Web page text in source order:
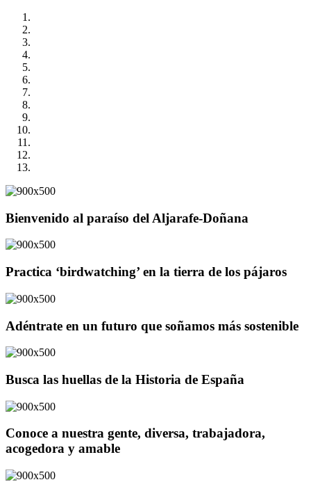
Bienvenido al paraíso del Aljarafe-Doñana
Practica ‘birdwatching’ en la tierra de los pájaros
Adéntrate en un futuro que soñamos más sostenible
Busca las huellas de la Historia de España
Conoce a nuestra gente, diversa, trabajadora,
acogedora y amable